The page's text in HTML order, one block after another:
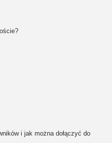
i jak można dołączyć do